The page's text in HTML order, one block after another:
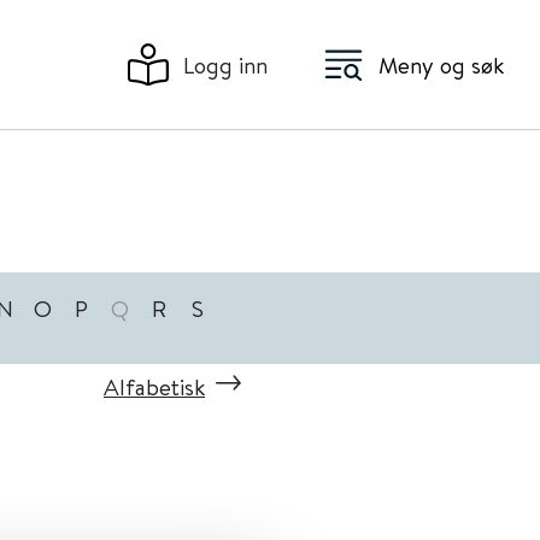
Logg inn Meny og søk
O P Q R S
Alfabetisk